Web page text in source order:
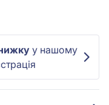
у нашому